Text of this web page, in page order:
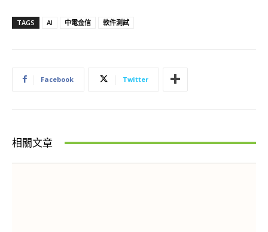
TAGS AI 中電金信 軟件測試
Facebook Twitter
相關文章